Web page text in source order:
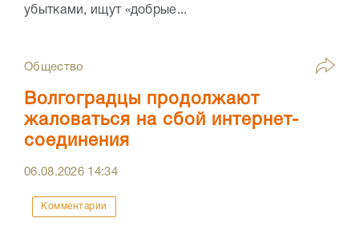
убытками, ищут «добрые...
Общество
Волгоградцы продолжают
жаловаться на сбой интернет-
соединения
06.08.2026 14:34
Комментарии